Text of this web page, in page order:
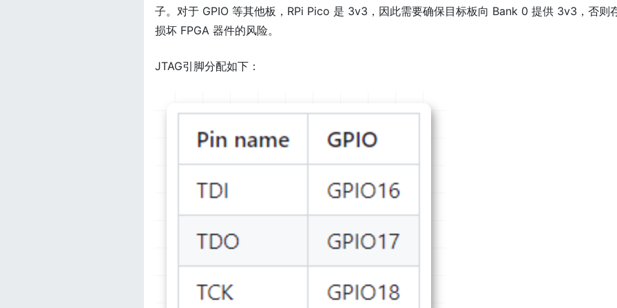
子。对于 GPIO 等其他板，RPi Pico 是 3v3，因此需要确保目标板向 Bank 0 提供 3v3，否则
损坏 FPGA 器件的风险。
JTAG引脚分配如下：